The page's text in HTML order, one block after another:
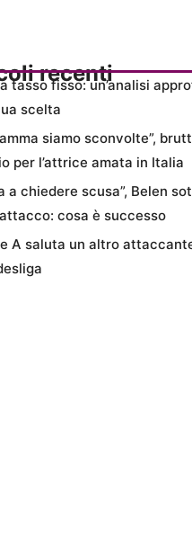
recenti
tasso fisso: un’analisi
scelta
siamo sconvolte”,
per l’attrice amata in Italia
a chiedere scusa”, Belen
cosa è successo
A saluta un altro